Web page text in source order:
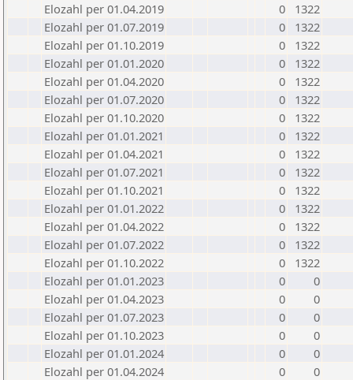
Elozahl per 01.04.2019
0
1322
Elozahl per 01.07.2019
0
1322
Elozahl per 01.10.2019
0
1322
Elozahl per 01.01.2020
0
1322
Elozahl per 01.04.2020
0
1322
Elozahl per 01.07.2020
0
1322
Elozahl per 01.10.2020
0
1322
Elozahl per 01.01.2021
0
1322
Elozahl per 01.04.2021
0
1322
Elozahl per 01.07.2021
0
1322
Elozahl per 01.10.2021
0
1322
Elozahl per 01.01.2022
0
1322
Elozahl per 01.04.2022
0
1322
Elozahl per 01.07.2022
0
1322
Elozahl per 01.10.2022
0
1322
Elozahl per 01.01.2023
0
0
Elozahl per 01.04.2023
0
0
Elozahl per 01.07.2023
0
0
Elozahl per 01.10.2023
0
0
Elozahl per 01.01.2024
0
0
Elozahl per 01.04.2024
0
0